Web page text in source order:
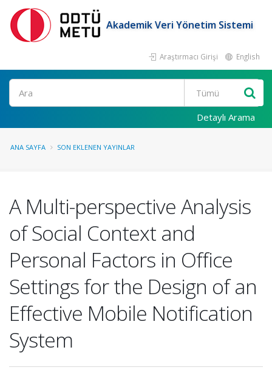
Akademik Veri Yönetim Sistemi
Araştırmacı Girişi English
Ara
Detaylı Arama
ANA SAYFA SON EKLENEN YAYINLAR
A Multi-perspective Analysis
of Social Context and
Personal Factors in Office
Settings for the Design of an
Effective Mobile Notification
System